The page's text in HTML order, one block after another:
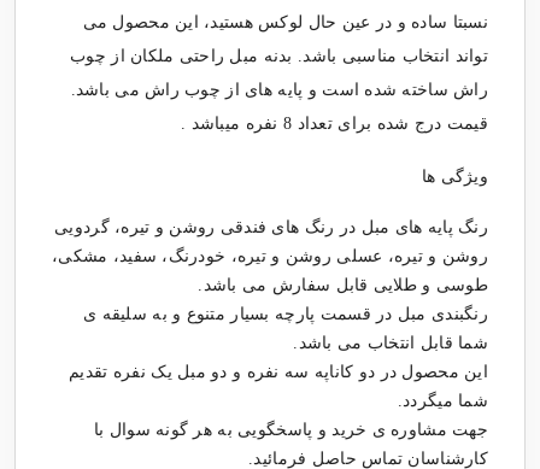
نسبتا ساده و در عین حال لوکس هستید، این محصول می
تواند انتخاب مناسبی باشد. بدنه مبل راحتی ملکان از چوب
راش ساخته شده است و پایه های از چوب راش می باشد.
قیمت درج شده برای تعداد 8 نفره میباشد .
ویژگی ها
رنگ پایه های مبل در رنگ های فندقی روشن و تیره، گردویی
روشن و تیره، عسلی روشن و تیره، خودرنگ، سفید، مشکی،
طوسی و طلایی قابل سفارش می باشد.
رنگبندی مبل در قسمت پارچه بسیار متنوع و به سلیقه ی
شما قابل انتخاب می باشد.
این محصول در دو کاناپه سه نفره و دو مبل یک نفره تقدیم
شما میگردد.
جهت مشاوره ی خرید و پاسخگویی به هر گونه سوال با
کارشناسان تماس حاصل فرمائید.